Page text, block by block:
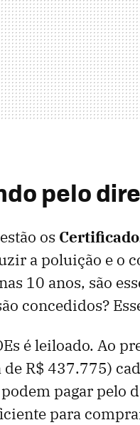
pelo
os
a poluição e o
10 anos, são
concedidos?
é leiloado. Ao
de R$ 437.775)
pagar
para